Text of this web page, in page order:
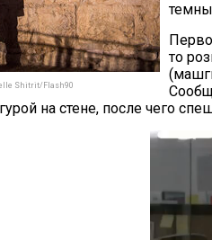
Shitrit/Flash90
то
на стене, после чего